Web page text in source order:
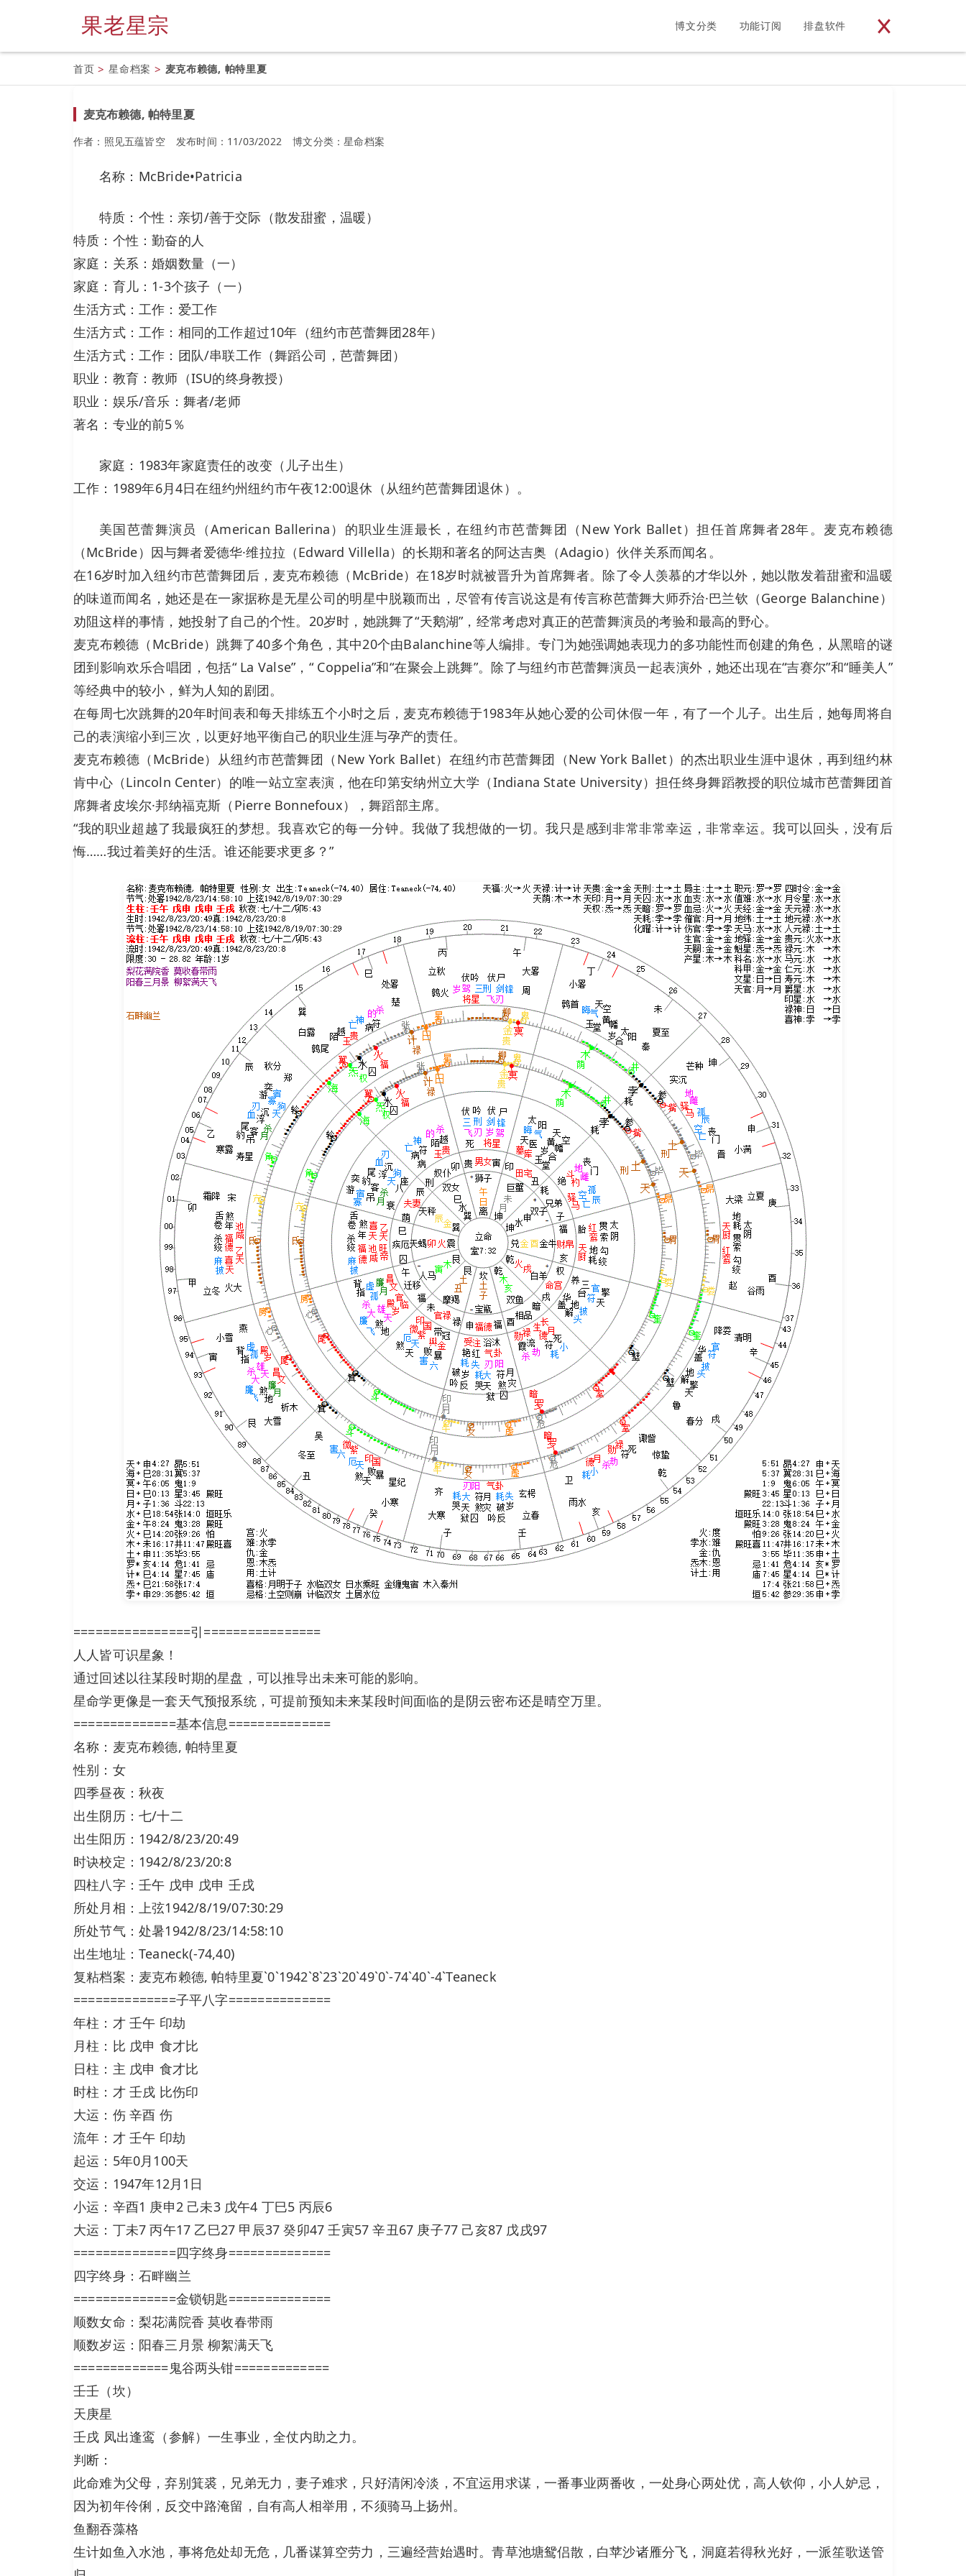
果老星宗 博文分类 功能订阅 排盘软件
首页 > 星命档案 > 麦克布赖德, 帕特里夏
麦克布赖德, 帕特里夏
作者：照见五蕴皆空 发布时间：11/03/2022 博文分类：星命档案
名称：McBride•Patricia
特质：个性：亲切/善于交际（散发甜蜜，温暖）
特质：个性：勤奋的人
家庭：关系：婚姻数量（一）
家庭：育儿：1-3个孩子（一）
生活方式：工作：爱工作
生活方式：工作：相同的工作超过10年（纽约市芭蕾舞团28年）
生活方式：工作：团队/串联工作（舞蹈公司，芭蕾舞团）
职业：教育：教师（ISU的终身教授）
职业：娱乐/音乐：舞者/老师
著名：专业的前5％
家庭：1983年家庭责任的改变（儿子出生）
工作：1989年6月4日在纽约州纽约市午夜12:00退休（从纽约芭蕾舞团退休）。
美国芭蕾舞演员（American Ballerina）的职业生涯最长，在纽约市芭蕾舞团（New York Ballet）担任首席舞者28年。麦克布赖德
（McBride）因与舞者爱德华·维拉拉（Edward Villella）的长期和著名的阿达吉奥（Adagio）伙伴关系而闻名。
在16岁时加入纽约市芭蕾舞团后，麦克布赖德（McBride）在18岁时就被晋升为首席舞者。除了令人羡慕的才华以外，她以散发着甜蜜和温暖
的味道而闻名，她还是在一家据称是无星公司的明星中脱颖而出，尽管有传言说这是有传言称芭蕾舞大师乔治·巴兰钦（George Balanchine）
劝阻这样的事情，她投射了自己的个性。20岁时，她跳舞了“天鹅湖”，经常考虑对真正的芭蕾舞演员的考验和最高的野心。
麦克布赖德（McBride）跳舞了40多个角色，其中20个由Balanchine等人编排。专门为她强调她表现力的多功能性而创建的角色，从黑暗的谜
团到影响欢乐合唱团，包括“ La Valse”，“ Coppelia”和“在聚会上跳舞”。除了与纽约市芭蕾舞演员一起表演外，她还出现在“吉赛尔”和“睡美人”
等经典中的较小，鲜为人知的剧团。
在每周七次跳舞的20年时间表和每天排练五个小时之后，麦克布赖德于1983年从她心爱的公司休假一年，有了一个儿子。出生后，她每周将自
己的表演缩小到三次，以更好地平衡自己的职业生涯与孕产的责任。
麦克布赖德（McBride）从纽约市芭蕾舞团（New York Ballet）在纽约市芭蕾舞团（New York Ballet）的杰出职业生涯中退休，再到纽约林
肯中心（Lincoln Center）的唯一站立室表演，他在印第安纳州立大学（Indiana State University）担任终身舞蹈教授的职位城市芭蕾舞团首
席舞者皮埃尔·邦纳福克斯（Pierre Bonnefoux），舞蹈部主席。
“我的职业超越了我最疯狂的梦想。我喜欢它的每一分钟。我做了我想做的一切。我只是感到非常非常幸运，非常幸运。我可以回头，没有后
悔……我过着美好的生活。谁还能要求更多？”
================引================
人人皆可识星象！
通过回述以往某段时期的星盘，可以推导出未来可能的影响。
星命学更像是一套天气预报系统，可提前预知未来某段时间面临的是阴云密布还是晴空万里。
==============基本信息==============
名称：麦克布赖德, 帕特里夏
性别：女
四季昼夜：秋夜
出生阴历：七/十二
出生阳历：1942/8/23/20:49
时诀校定：1942/8/23/20:8
四柱八字：壬午 戊申 戊申 壬戌
所处月相：上弦1942/8/19/07:30:29
所处节气：处暑1942/8/23/14:58:10
出生地址：Teaneck(-74,40)
复粘档案：麦克布赖德, 帕特里夏`0`1942`8`23`20`49`0`-74`40`-4`Teaneck
==============子平八字==============
年柱：才 壬午 印劫
月柱：比 戊申 食才比
日柱：主 戊申 食才比
时柱：才 壬戌 比伤印
大运：伤 辛酉 伤
流年：才 壬午 印劫
起运：5年0月100天
交运：1947年12月1日
小运：辛酉1 庚申2 己未3 戊午4 丁巳5 丙辰6
大运：丁未7 丙午17 乙巳27 甲辰37 癸卯47 壬寅57 辛丑67 庚子77 己亥87 戊戌97
==============四字终身==============
四字终身：石畔幽兰
==============金锁钥匙==============
顺数女命：梨花满院香 莫收春带雨
顺数岁运：阳春三月景 柳絮满天飞
=============鬼谷两头钳=============
壬壬（坎）
天庚星
壬戌 凤出逢鸾（参解）一生事业，全仗内助之力。
判断：
此命难为父母，弃别箕裘，兄弟无力，妻子难求，只好清闲冷淡，不宜运用求谋，一番事业两番收，一处身心两处优，高人钦仰，小人妒忌，
因为初年伶俐，反交中路淹留，自有高人相举用，不须骑马上扬州。
鱼翻吞藻格
生计如鱼入水池，事将危处却无危，几番谋算空劳力，三遍经营始遇时。青草池塘鸳侣散，白苹沙诸雁分飞，洞庭若得秋光好，一派笙歌送管